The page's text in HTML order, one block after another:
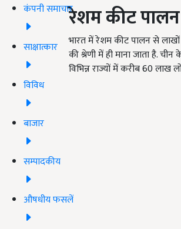
कंपनी समाचार
साक्षात्कार
विविध
बाजार
सम्पादकीय
औषधीय फसलें
रेशम कीट
भारत में रेशम कीट पालन से लाखों
की श्रेणी में ही माना जाता है.
विभिन्न राज्यों में करीब60लाख